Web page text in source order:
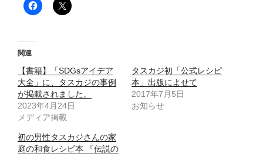
関連
【書籍】「SDGsアイデア
大全」に、タスカジの事例
が掲載されました。
2023年4月24日
メディア掲載
タスカジ初「公式レシピ
本」出版によせて
2017年7月5日
お知らせ
初の男性タスカジさんの家
庭の和食レシピ本 『伝説の